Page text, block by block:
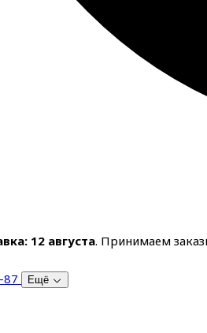
12 августа. Принимаем
87 Ещё